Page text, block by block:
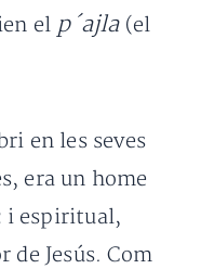
el p´ajla(el
en les seves
era un home
i espiritual,
Jesús. Com